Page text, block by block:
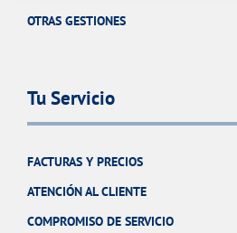
OTRAS GESTIONES
Tu Servicio
FACTURAS Y PRECIOS
ATENCIÓN AL CLIENTE
COMPROMISO DE SERVICIO